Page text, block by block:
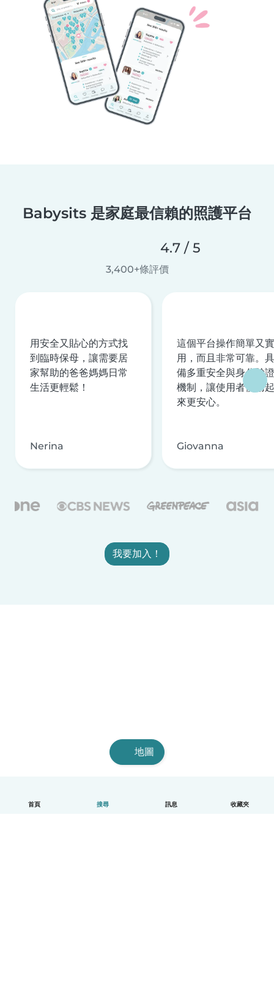
首頁 搜尋 訊息 收藏夾
Babysits 是家庭最信賴的照護平台
4.7 / 5
3,400+條評價
用安全又貼心的方式找
到臨時保母，讓需要居
家幫助的爸爸媽媽日常
生活更輕鬆！
Nerina
這個平台操作簡單又實
用，而且非常可靠。具
備多重安全與身分驗證
機制，讓使用者使用起
來更安心。
Giovanna
我要加入！
地圖